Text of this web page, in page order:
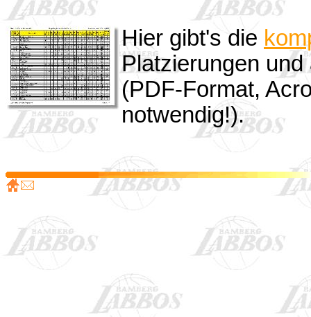
Hier gibt's die
Platzierungen und
(PDF-Format,
notwendig!).